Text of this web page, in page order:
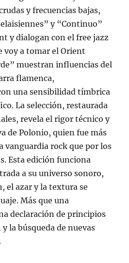
y frecuencias bajas,
y “Continuo”
y dialogan con el free jazz
voy a tomar el Orient
muestran influencias del
flamenca,
una sensibilidad tímbrica
La selección, restaurada
revela el rigor técnico y
de Polonio, quien fue más
vanguardia rock que por los
Esta edición funciona
a su universo sonoro,
el azar y la textura se
Más que una
declaración de principios
la búsqueda de nuevas